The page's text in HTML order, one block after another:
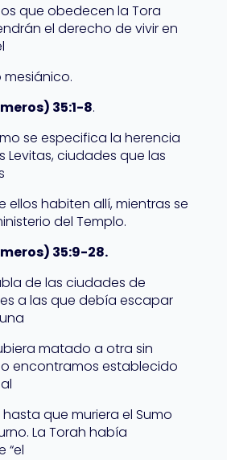
que obedecen la Tora
el derecho de vivir en
35:1-8.
se especifica la herencia
Levitas, ciudades que las
ellos habiten allí, mientras se
del Templo.
35:9-28.
de las ciudades de
a las que debía escapar
matado a otra sin
encontramos establecido
hasta que muriera el Sumo
La Torah había
“el